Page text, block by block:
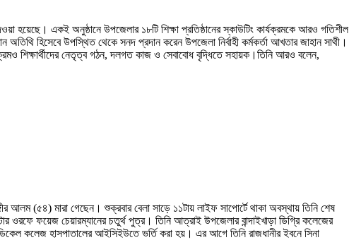
হয়েছে। একই অনুষ্ঠানে উপজেলার ১৮টি শিক্ষা প্রতিষ্ঠানের স্কাউটিং কার্যক্রমকে আরও গতিশীল
হিসেবে উপস্থিত থেকে সনদ প্রদান করেন উপজেলা নির্বাহী কর্মকর্তা আখতার জাহান সাথী।
শিক্ষার্থীদের নেতৃত্ব গঠন, দলগত কাজ ও সেবাবোধ বৃদ্ধিতে সহায়ক।তিনি আরও বলেন,
(৫৪) মারা গেছেন। শুক্রবার বেলা সাড়ে ১১টায় লাইফ সাপোর্টে থাকা অবস্থায় তিনি শেষ
ওরফে ফয়েজ চেয়ারম্যানের চতুর্থ পুত্র। তিনি আত্রাই উপজেলার বান্দাইখাড়া ডিগ্রি কলেজের
কলেজ হাসপাতালের আইসিইউতে ভর্তি করা হয়। এর আগে তিনি রাজধানীর ইবনে সিনা